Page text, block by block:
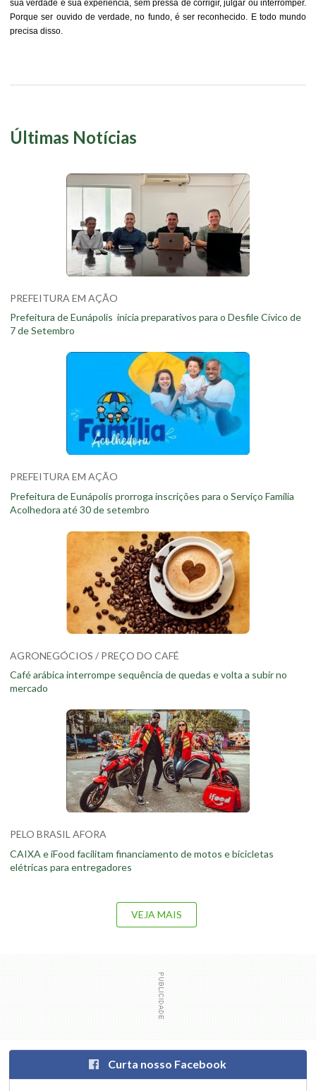
sua verdade e sua experiência, sem pressa de corrigir, julgar ou interromper.
Porque ser ouvido de verdade, no fundo, é ser reconhecido. E todo mundo
precisa disso.
Últimas Notícias
PREFEITURA EM AÇÃO
Prefeitura de Eunápolis inicia preparativos para o Desfile Cívico de
7 de Setembro
PREFEITURA EM AÇÃO
Prefeitura de Eunápolis prorroga inscrições para o Serviço Família
Acolhedora até 30 de setembro
AGRONEGÓCIOS / PREÇO DO CAFÉ
Café arábica interrompe sequência de quedas e volta a subir no
mercado
PELO BRASIL AFORA
CAIXA e iFood facilitam financiamento de motos e bicicletas
elétricas para entregadores
VEJA MAIS
Curta nosso Facebook